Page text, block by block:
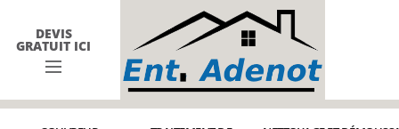
DEVIS
GRATUIT ICI